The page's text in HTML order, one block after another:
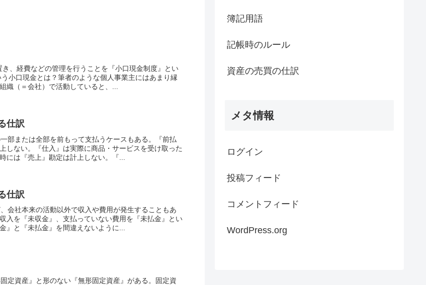
、経費などの管理を行うことを『小口現金制度』とい
小口現金とは？筆者のような個人事業主にはあまり縁
織（＝会社）で活動していると、...
仕訳
部または全部を前もって支払うケースもある。『前払
しない。『仕入』は実際に商品・サービスを受け取った
には『売上』勘定は計上しない。『...
仕訳
会社本来の活動以外で収入や費用が発生することもあ
入を『未収金』、支払っていない費用を『未払金』とい
』と『未払金』を間違えないように...
定資産』と形のない『無形固定資産』がある。固定資
簿記用語
記帳時のルール
資産の売買の仕訳
メタ情報
ログイン
投稿フィード
コメントフィード
WordPress.org